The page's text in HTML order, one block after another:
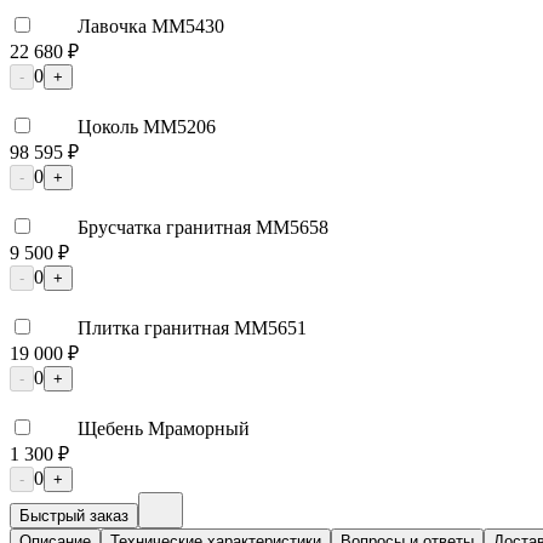
Лавочка ММ5430
22 680 ₽
- 0 +
Цоколь ММ5206
98 595 ₽
- 0 +
Брусчатка гранитная ММ5658
9 500 ₽
- 0 +
Плитка гранитная ММ5651
19 000 ₽
- 0 +
Щебень Мраморный
1 300 ₽
- 0 +
Быстрый заказ